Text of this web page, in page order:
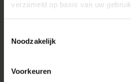
verzameld op basis van uw
Noodzakelijk
Voorkeuren
Veel gestelde